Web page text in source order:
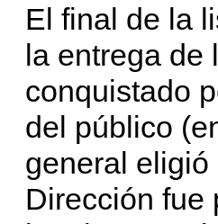
El final de la
la entrega de
conquistado
del público
general
Dirección fue